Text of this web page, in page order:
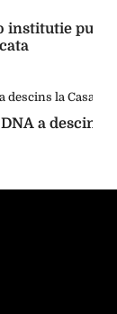
institutie
a descins